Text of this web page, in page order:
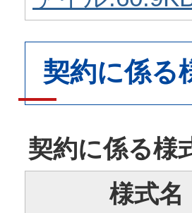
契約に係る
契約に係る様
様式名